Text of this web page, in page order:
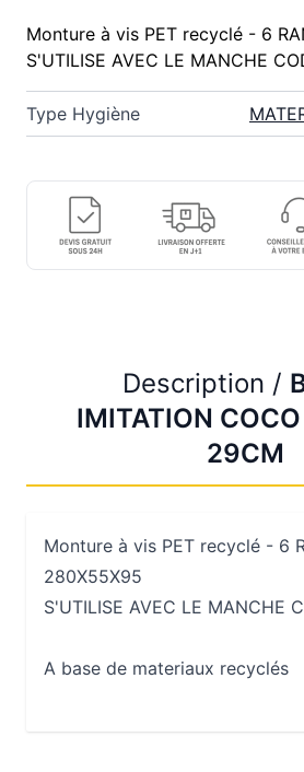
Monture à vis PET recyclé - 6
S'UTILISE AVEC LE MANCHE
Type Hygiène
Description /
IMITATION
29CM
Monture à vis PET recyclé - 6
280X55X95
S'UTILISE AVEC LE MANCHE
A base de materiaux recyclés